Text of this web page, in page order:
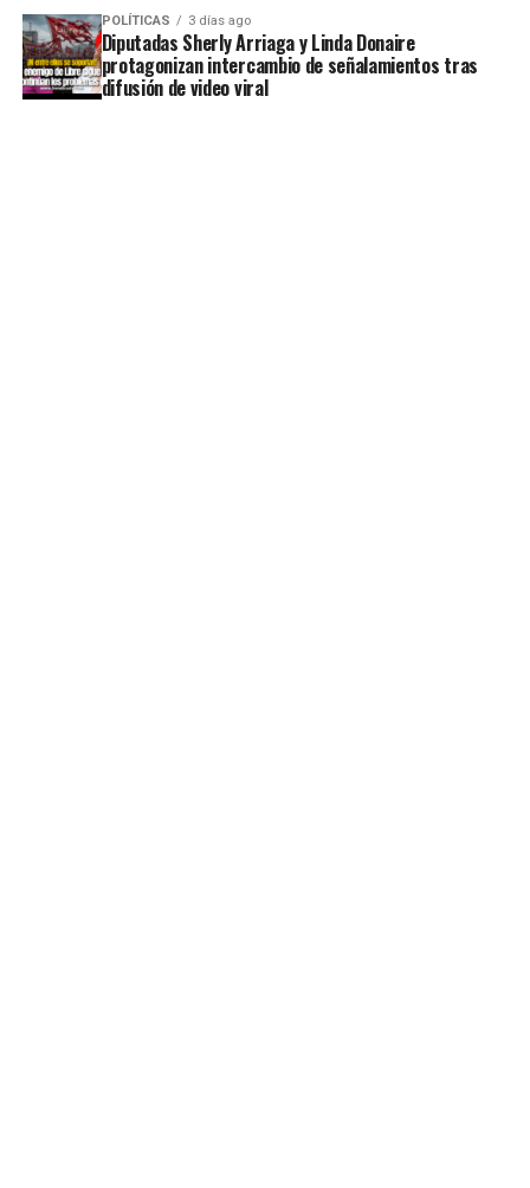
POLÍTICAS 3 días ago
Diputadas Sherly Arriaga y Linda Donaire
protagonizan intercambio de señalamientos tras
difusión de video viral